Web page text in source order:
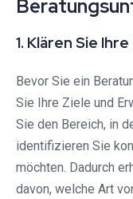
1. Klären Sie
Bevor Sie ein
Sie Ihre Ziele und
Sie den Bereich, in
identifizieren Sie
möchten. Dadurch
davon, welche Art